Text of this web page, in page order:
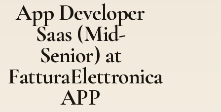
App Developer
Saas (Mid-
Senior) at
FatturaElettronica
APP